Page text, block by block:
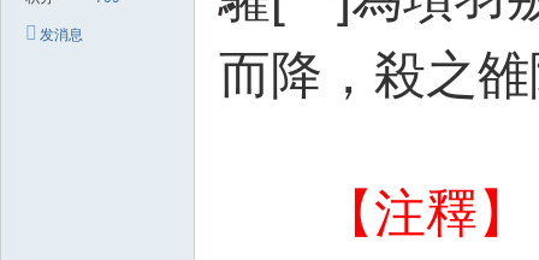
发消息
而降，殺之
【注釋】